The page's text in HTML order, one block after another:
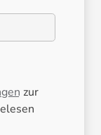
zur